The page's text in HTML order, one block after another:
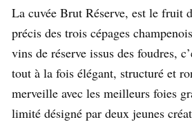
La cuvée Brut Réserve, est le fruit
précis des trois cépages
vins de réserve issus des foudres,
tout à la fois élégant, structuré et
merveille avec les meilleurs foies
limité désigné par deux jeunes